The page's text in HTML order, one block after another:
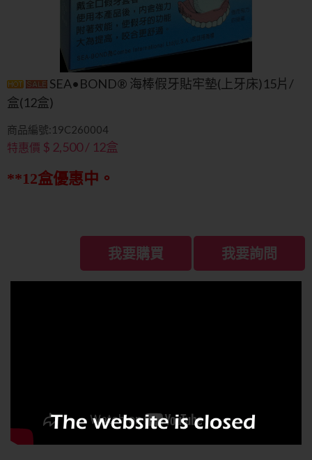
SEA•BOND® 海棒假牙貼牢墊(上牙床)15片/
盒(12盒)
商品編號:19C260004
特惠價 $ 2,500 / 12盒
**12盒優惠中。
我要購買 我要詢問